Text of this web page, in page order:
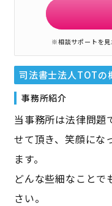
※相談サポートを見
司法書士法人TOTの
事務所紹介
当事務所は法律問題
せて頂き、笑顔にな
ます。
どんな些細なことで
さい。